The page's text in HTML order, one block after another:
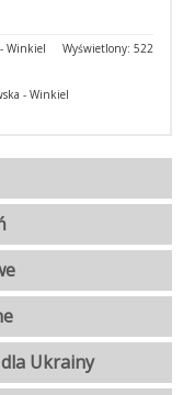
Wyświetlony: 522
Winkiel
- Winkiel
Ukrainy